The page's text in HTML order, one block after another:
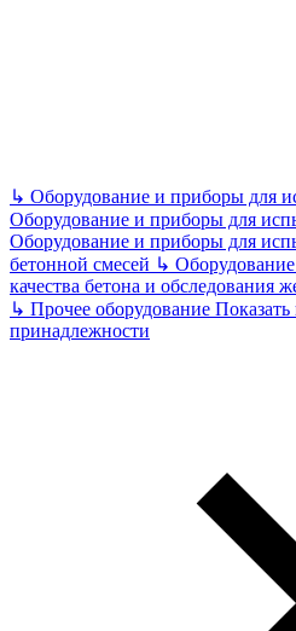
↳ Оборудование и приборы для
Оборудование и приборы для
Оборудование и приборы для
бетонной смесей ↳
качества бетона и обследования
↳ Прочее оборудование Показать
принадлежности